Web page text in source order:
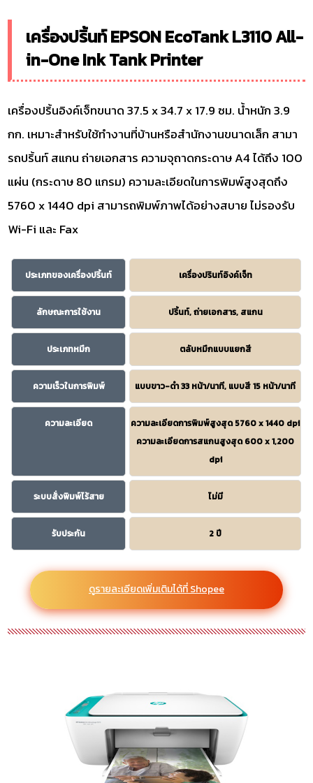
เครื่องปริ้นท์ EPSON EcoTank L3110 All-
in-One Ink Tank Printer
เครื่องปริ้นอิงค์เจ็ทขนาด 37.5 x 34.7 x 17.9 ซม. น้ำหนัก 3.9
กก. เหมาะสำหรับใช้ทำงานที่บ้านหรือสำนักงานขนาดเล็ก สามา
รถปริ้นท์ สแกน ถ่ายเอกสาร ความจุถาดกระดาษ A4 ได้ถึง 100
แผ่น (กระดาษ 80 แกรม) ความละเอียดในการพิมพ์สูงสุดถึง
5760 x 1440 dpi สามารถพิมพ์ภาพได้อย่างสบาย ไม่รองรับ
Wi-Fi และ Fax
ประเภทของเครื่องปริ้นท์ เครื่องปรินท์อิงค์เจ็ท
ลักษณะการใช้งาน ปริ้นท์, ถ่ายเอกสาร, สแกน
ประเภทหมึก ตลับหมึกแบบแยกสี
ความเร็วในการพิมพ์ แบบขาว-ดำ 33 หน้า/นาที, แบบสี 15 หน้า/นาที
ความละเอียด
ความละเอียดการพิมพ์สูงสุด 5760 x 1440 dpi
ความละเอียดการสแกนสูงสุด 600 x 1,200
dpi
ระบบสั่งพิมพ์ไร้สาย ไม่มี
รับประกัน 2 ปี
ดูรายละเอียดเพิ่มเติมได้ที่ Shopee